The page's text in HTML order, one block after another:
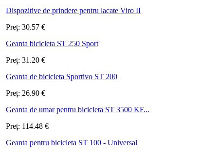
Dispozitive de prindere pentru lacate Viro II
Preț: 30.57 €
Geanta bicicleta ST 250 Sport
Preț: 31.20 €
Geanta de bicicleta Sportivo ST 200
Preț: 26.90 €
Geanta de umar pentru bicicleta ST 3500 KF...
Preț: 114.48 €
Geanta pentru bicicleta ST 100 - Universal